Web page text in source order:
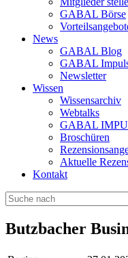
GABAL Börse
News
GABAL Blog
GABAL
Newsletter
Wissen
Wissensarchiv
Webtalks
GABAL
Broschüren
Aktuelle
Kontakt
Butzbacher